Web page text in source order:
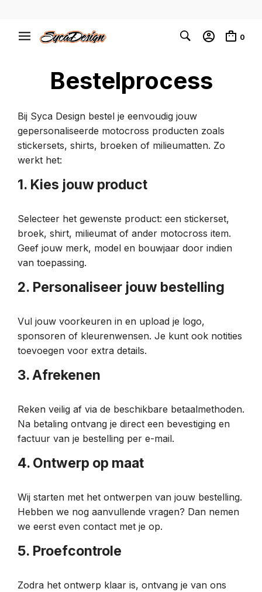
0
Bestelprocess
Bij Syca Design bestel je eenvoudig jouw
gepersonaliseerde motocross producten zoals
stickersets, shirts, broeken of milieumatten. Zo
werkt het:
1. Kies jouw product
Selecteer het gewenste product: een stickerset,
broek, shirt, milieumat of ander motocross item.
Geef jouw merk, model en bouwjaar door indien
van toepassing.
2. Personaliseer jouw bestelling
Vul jouw voorkeuren in en upload je logo,
sponsoren of kleurenwensen. Je kunt ook notities
toevoegen voor extra details.
3. Afrekenen
Reken veilig af via de beschikbare betaalmethoden.
Na betaling ontvang je direct een bevestiging en
factuur van je bestelling per e-mail.
4. Ontwerp op maat
Wij starten met het ontwerpen van jouw bestelling.
Hebben we nog aanvullende vragen? Dan nemen
we eerst even contact met je op.
5. Proefcontrole
Zodra het ontwerp klaar is, ontvang je van ons